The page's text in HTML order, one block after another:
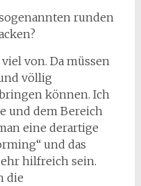
runden
von. Da müssen
völlig
können. Ich
und dem Bereich
eine derartige
und das
hilfreich sein.
die